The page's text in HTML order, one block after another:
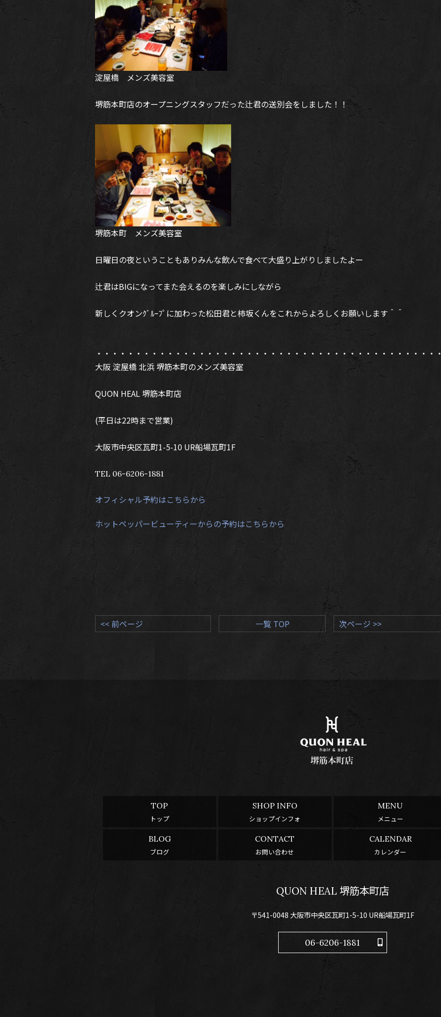
淀屋橋 メンズ美容室
堺筋本町店のオープニングスタッフだった辻君の送別会をしました！！
堺筋本町 メンズ美容室
日曜日の夜ということもありみんな飲んで食べて大盛り上がりしましたよー
辻君はBIGになってまた会えるのを楽しみにしながら
新しくクオンｸﾞﾙｰﾌﾟに加わった松田君と柿坂くんをこれからよろしくお願いします＾＾
・・・・・・・・・・・・・・・・・・・・・・・・・・・・・・・・・・・・・・・・・・・・
大阪 淀屋橋 北浜 堺筋本町のメンズ美容室
QUON HEAL 堺筋本町店
(平日は22時まで営業)
大阪市中央区瓦町1-5-10 UR船場瓦町1F
TEL 06-6206-1881
オフィシャル予約はこちらから
ホットペッパービューティーからの予約はこちらから
<< 前ページ 一覧 TOP 次ページ >>
TOP
トップ
SHOP INFO
ショップインフォ
MENU
メニュー
BLOG
ブログ
CONTACT
お問い合わせ
CALENDAR
カレンダー
QUON HEAL 堺筋本町店
〒541-0048 大阪市中央区瓦町1-5-10 UR船場瓦町1F
06-6206-1881